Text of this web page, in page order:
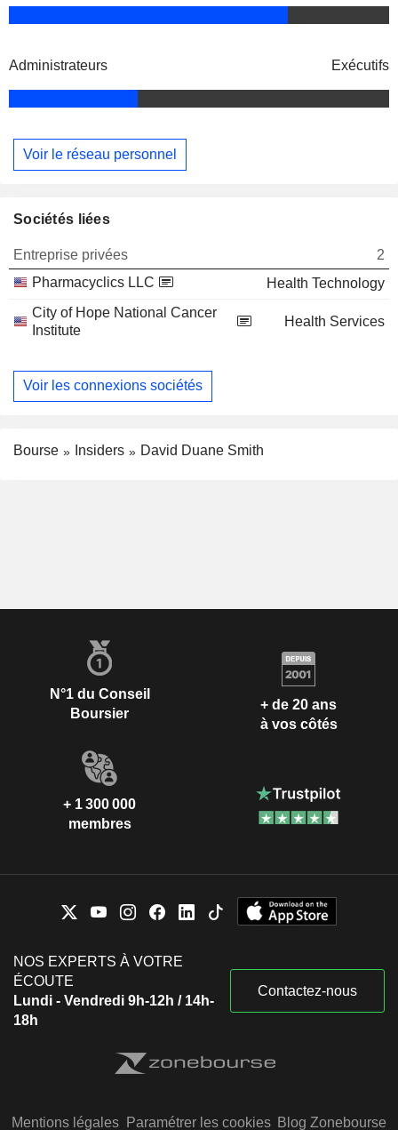
Administrateurs Exécutifs
Voir le réseau personnel
Sociétés liées
Entreprise privées
2
Pharmacyclics LLC
Health Technology
City of Hope National Cancer
Institute
Health Services
Voir les connexions sociétés
Bourse Insiders David Duane Smith
N°1 du Conseil
Boursier
+ de 20 ans
à vos côtés
+ 1 300 000
membres
NOS EXPERTS À VOTRE
ÉCOUTE
Lundi - Vendredi 9h-12h / 14h-
18h
Contactez-nous
Mentions légales Paramétrer les cookies Blog Zonebourse